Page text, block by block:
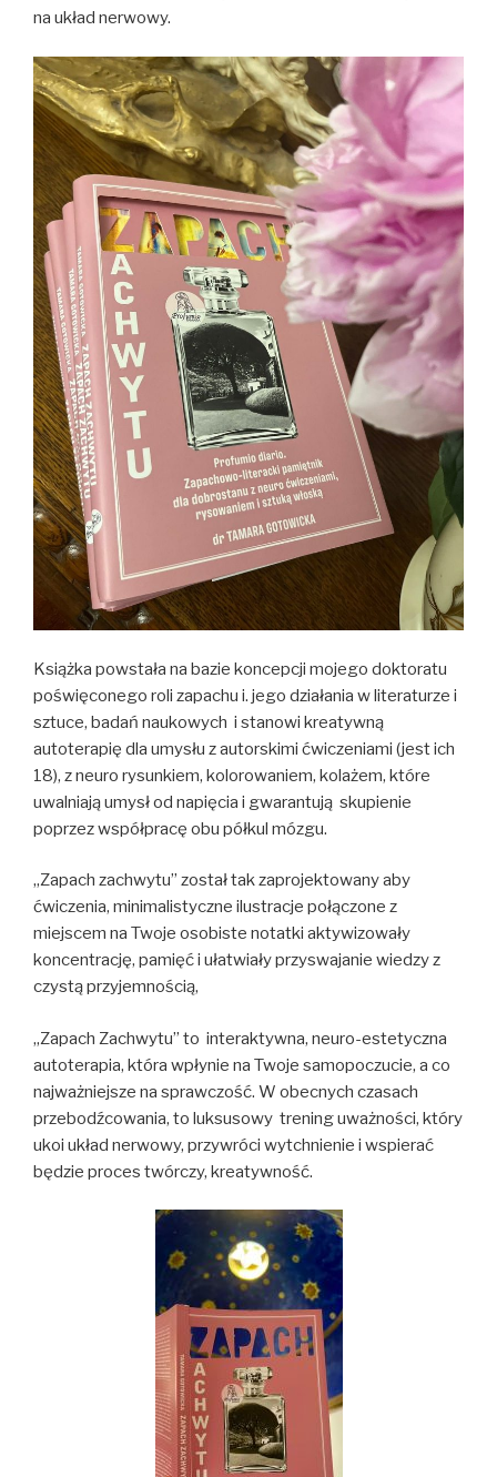
na układ nerwowy.
Książka powstała na bazie koncepcji mojego doktoratu
poświęconego roli zapachu i. jego działania w literaturze i
sztuce, badań naukowych i stanowi kreatywną
autoterapię dla umysłu z autorskimi ćwiczeniami (jest ich
18), z neuro rysunkiem, kolorowaniem, kolażem, które
uwalniają umysł od napięcia i gwarantują skupienie
poprzez współpracę obu półkul mózgu.
„Zapach zachwytu” został tak zaprojektowany aby
ćwiczenia, minimalistyczne ilustracje połączone z
miejscem na Twoje osobiste notatki aktywizowały
koncentrację, pamięć i ułatwiały przyswajanie wiedzy z
czystą przyjemnością,
„Zapach Zachwytu” to interaktywna, neuro-estetyczna
autoterapia, która wpłynie na Twoje samopoczucie, a co
najważniejsze na sprawczość. W obecnych czasach
przebodźcowania, to luksusowy trening uważności, który
ukoi układ nerwowy, przywróci wytchnienie i wspierać
będzie proces twórczy, kreatywność.